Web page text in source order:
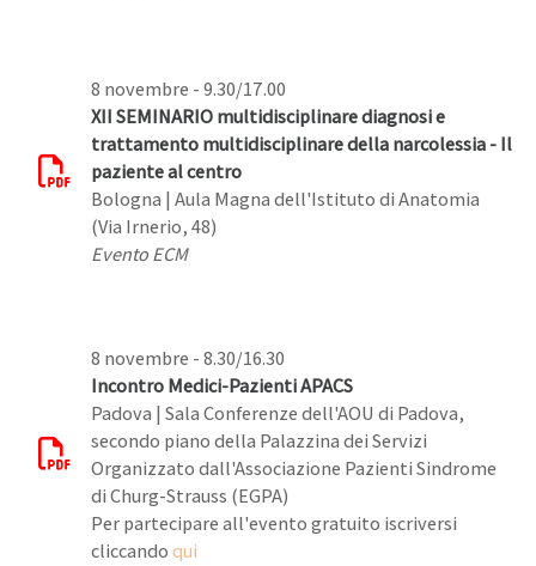
8 novembre - 9.30/17.00
XII SEMINARIO multidisciplinare diagnosi e
trattamento multidisciplinare della narcolessia - Il
paziente al centro
Bologna | Aula Magna dell'Istituto di Anatomia
(Via Irnerio, 48)
Evento ECM
8 novembre - 8.30/16.30
Incontro Medici-Pazienti APACS
Padova | Sala Conferenze dell'AOU di Padova,
secondo piano della Palazzina dei Servizi
Organizzato dall'Associazione Pazienti Sindrome
di Churg-Strauss (EGPA)
Per partecipare all'evento gratuito iscriversi
cliccandoqui